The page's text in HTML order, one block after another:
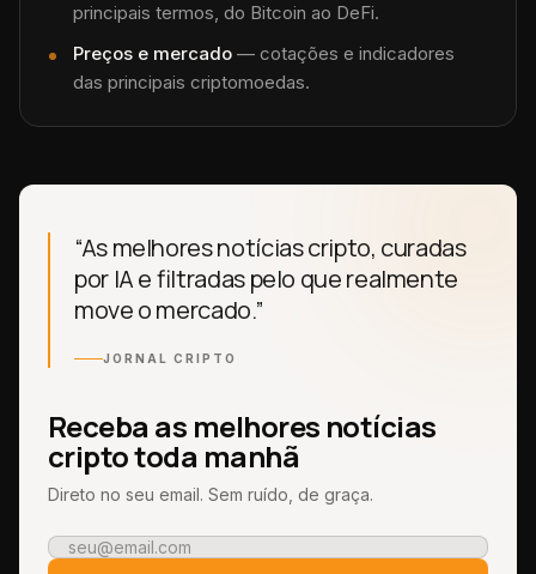
principais termos, do Bitcoin ao DeFi.
Preços e mercado — cotações e indicadores
das principais criptomoedas.
“As melhores notícias cripto, curadas
por IA e filtradas pelo que realmente
move o mercado.”
JORNAL CRIPTO
Receba as melhores notícias
cripto toda manhã
Direto no seu email. Sem ruído, de graça.